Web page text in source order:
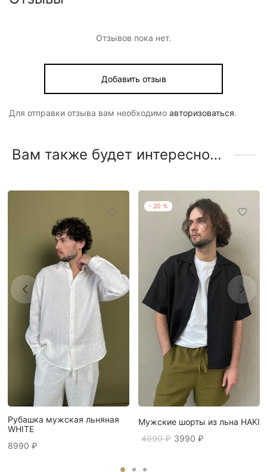
Отзывов пока нет.
Добавить отзыв
Для отправки отзыва вам необходимо авторизоваться.
Вам также будет интересно…
Рубашка мужская льняная
WHITE
8990 ₽
- 20 %
Мужские шорты из льна HAKI
4990₽
Первоначальная
3990 ₽
Текущая